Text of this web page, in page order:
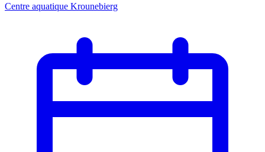
Centre aquatique Krounebierg